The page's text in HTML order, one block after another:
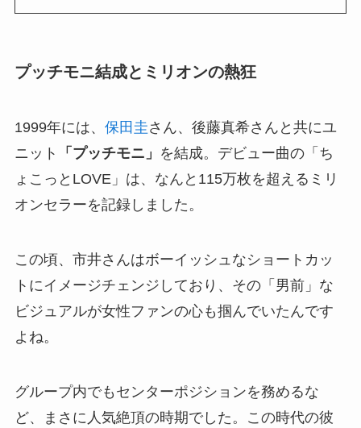
プッチモニ結成とミリオンの熱狂
1999年には、 保田圭さん、後藤真希さんと共にユ
ニット
「プッチモニ」 を結成。デビュー曲の「ち
ょこっとLOVE」は、なんと115万枚を超えるミリ
オンセラーを記録しました。
この頃、市井さんはボーイッシュなショートカッ
トにイメージチェンジしており、その「男前」な
ビジュアルが女性ファンの心も掴んでいたんです
よね。
グループ内でもセンターポジションを務めるな
ど、まさに人気絶頂の時期でした。この時代の彼